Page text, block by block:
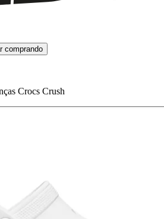
comprando
Crocs Crush